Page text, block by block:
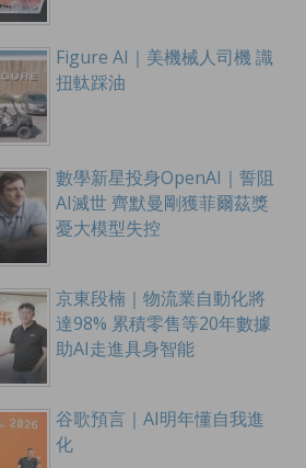
Figure AI｜美機械人司機 識
扭軚踩油
數學新星投身OpenAI｜誓阻
AI滅世 齊默曼剛獲菲爾茲獎
憂大模型失控
京東段楠｜物流業自動化將
達98% 累積零售等20年數據
助AI走進具身智能
谷歌預言｜AI明年懂自我進
化